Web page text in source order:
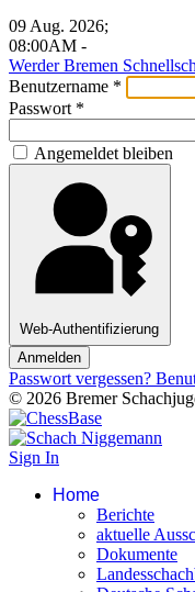
09 Aug. 2026;
08:00AM -
Werder Bremen
Benutzername *
Passwort*
Angemeldet bleiben
Web-Authentifizierung
Anmelden
Passwort vergessen?
© 2026 Bremer
Sign In
Home
Berichte
aktuelle
Dokumente